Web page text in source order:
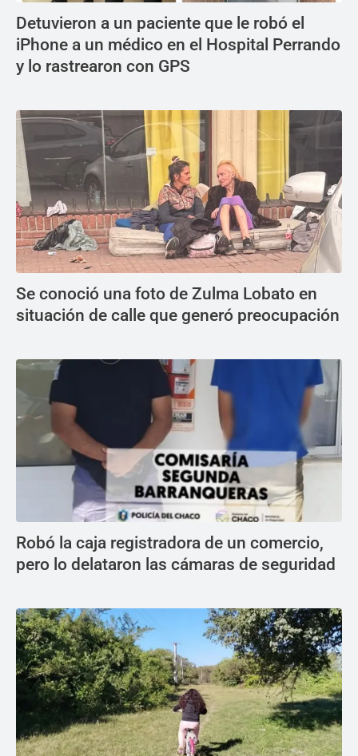
Detuvieron a un paciente que le robó el
iPhone a un médico en el Hospital Perrando
y lo rastrearon con GPS
Se conoció una foto de Zulma Lobato en
situación de calle que generó preocupación
Robó la caja registradora de un comercio,
pero lo delataron las cámaras de seguridad